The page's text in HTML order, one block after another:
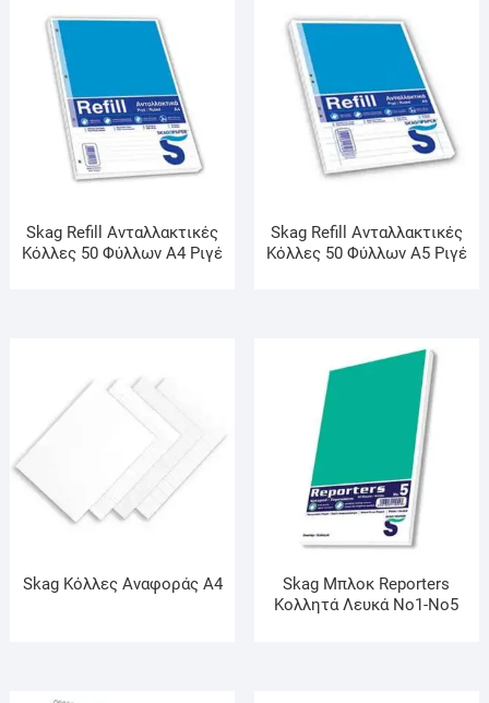
Skag Refill Ανταλλακτικές
Κόλλες 50 Φύλλων A4 Ριγέ
Skag Refill Ανταλλακτικές
Κόλλες 50 Φύλλων A5 Ριγέ
Skag Κόλλες Αναφοράς Α4
Skag Μπλοκ Reporters
Κολλητά Λευκά Νο1-Νο5